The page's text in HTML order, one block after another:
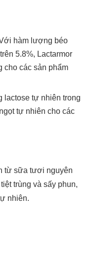
hàm lượng béo
5.8%, Lactarmor
cho các sản phẩm
lactose tự nhiên trong
tự nhiên cho các
từ sữa tươi nguyên
trùng và sấy phun,
nhiên.